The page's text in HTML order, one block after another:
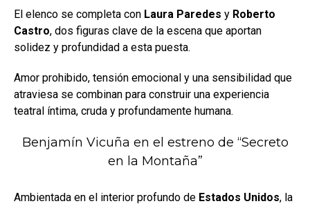
El elenco se completa con Laura Paredes y Roberto
Castro, dos figuras clave de la escena que aportan
solidez y profundidad a esta puesta.
Amor prohibido, tensión emocional y una sensibilidad que
atraviesa se combinan para construir una experiencia
teatral íntima, cruda y profundamente humana.
Benjamín Vicuña en el estreno de “Secreto
en la Montaña”
Ambientada en el interior profundo de Estados Unidos, la